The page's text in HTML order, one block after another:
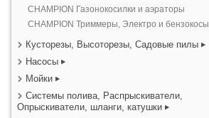
CHAMPION Газонокосилки и аэраторы
CHAMPION Триммеры, Электро и бензокосы
Кусторезы, Высоторезы, Садовые пилы
Насосы
Мойки
Системы полива, Распрыскиватели,
Опрыскиватели, шланги, катушки